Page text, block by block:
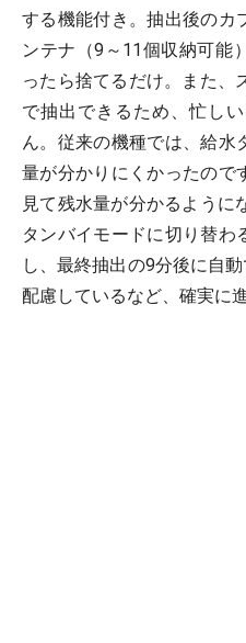
する機能付き。抽出後のカ
ンテナ（9～11個収納可能
ったら捨てるだけ。また、
で抽出できるため、忙し
ん。従来の機種では、給水
量が分かりにくかったので
見て残水量が分かるように
タンバイモードに切り替わ
し、最終抽出の9分後に自
配慮しているなど、確実に